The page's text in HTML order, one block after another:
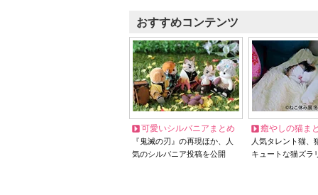
おすすめコンテンツ
可愛いシルバニアまとめ
『鬼滅の刃』の再現ほか、人
気のシルバニア投稿を公開
癒やしの猫ま
人気タレント猫
キュートな猫ズラ